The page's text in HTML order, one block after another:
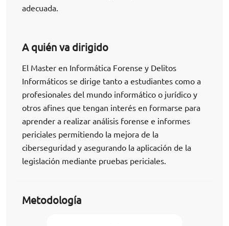
adecuada.
A quién va dirigido
El Master en Informática Forense y Delitos
Informáticos se dirige tanto a estudiantes como a
profesionales del mundo informático o jurídico y
otros afines que tengan interés en formarse para
aprender a realizar análisis forense e informes
periciales permitiendo la mejora de la
ciberseguridad y asegurando la aplicación de la
legislación mediante pruebas periciales.
Metodología